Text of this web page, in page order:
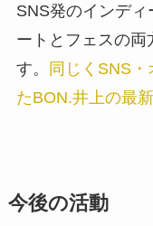
SNS発のインデ
ートとフェスの両
す。
同じくSNS
たBON.井上の最
今後の活動